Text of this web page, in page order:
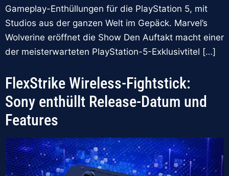
Gameplay-Enthüllungen für die PlayStation 5, mit
Studios aus der ganzen Welt im Gepäck. Marvel’s
Wolverine eröffnet die Show Den Auftakt macht einer
der meisterwarteten PlayStation-5-Exklusivtitel […]
FlexStrike Wireless-Fightstick:
Sony enthüllt Release-Datum und
Features